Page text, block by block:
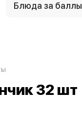
Блюда за баллы
32 шт